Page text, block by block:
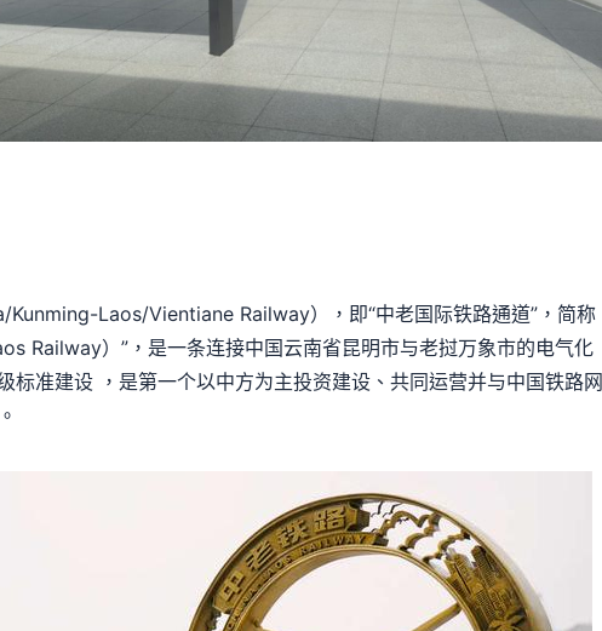
Kunming-Laos/Vientiane Railway），即“中老国际铁路通道”，简称
Railway）”，是一条连接中国云南省昆明市与老挝万象市的电气化
标准建设 ，是第一个以中方为主投资建设、共同运营并与中国铁路网